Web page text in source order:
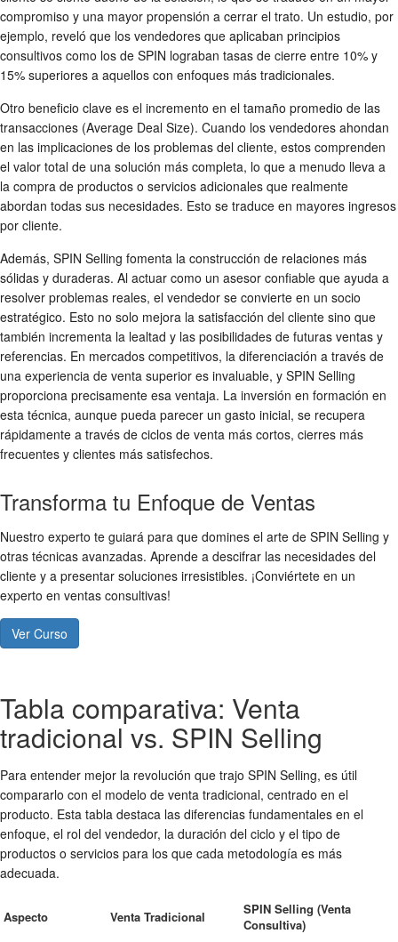
compromiso y una mayor propensión a cerrar el trato. Un estudio, por
ejemplo, reveló que los vendedores que aplicaban principios
consultivos como los de SPIN lograban tasas de cierre entre 10% y
15% superiores a aquellos con enfoques más tradicionales.
Otro beneficio clave es el incremento en el tamaño promedio de las
transacciones (Average Deal Size). Cuando los vendedores ahondan
en las implicaciones de los problemas del cliente, estos comprenden
el valor total de una solución más completa, lo que a menudo lleva a
la compra de productos o servicios adicionales que realmente
abordan todas sus necesidades. Esto se traduce en mayores ingresos
por cliente.
Además, SPIN Selling fomenta la construcción de relaciones más
sólidas y duraderas. Al actuar como un asesor confiable que ayuda a
resolver problemas reales, el vendedor se convierte en un socio
estratégico. Esto no solo mejora la satisfacción del cliente sino que
también incrementa la lealtad y las posibilidades de futuras ventas y
referencias. En mercados competitivos, la diferenciación a través de
una experiencia de venta superior es invaluable, y SPIN Selling
proporciona precisamente esa ventaja. La inversión en formación en
esta técnica, aunque pueda parecer un gasto inicial, se recupera
rápidamente a través de ciclos de venta más cortos, cierres más
frecuentes y clientes más satisfechos.
Transforma tu Enfoque de Ventas
Nuestro experto te guiará para que domines el arte de SPIN Selling y
otras técnicas avanzadas. Aprende a descifrar las necesidades del
cliente y a presentar soluciones irresistibles. ¡Conviértete en un
experto en ventas consultivas!
Ver Curso
Tabla comparativa: Venta
tradicional vs. SPIN Selling
Para entender mejor la revolución que trajo SPIN Selling, es útil
compararlo con el modelo de venta tradicional, centrado en el
producto. Esta tabla destaca las diferencias fundamentales en el
enfoque, el rol del vendedor, la duración del ciclo y el tipo de
productos o servicios para los que cada metodología es más
adecuada.
Aspecto Venta Tradicional
SPIN Selling (Venta
Consultiva)